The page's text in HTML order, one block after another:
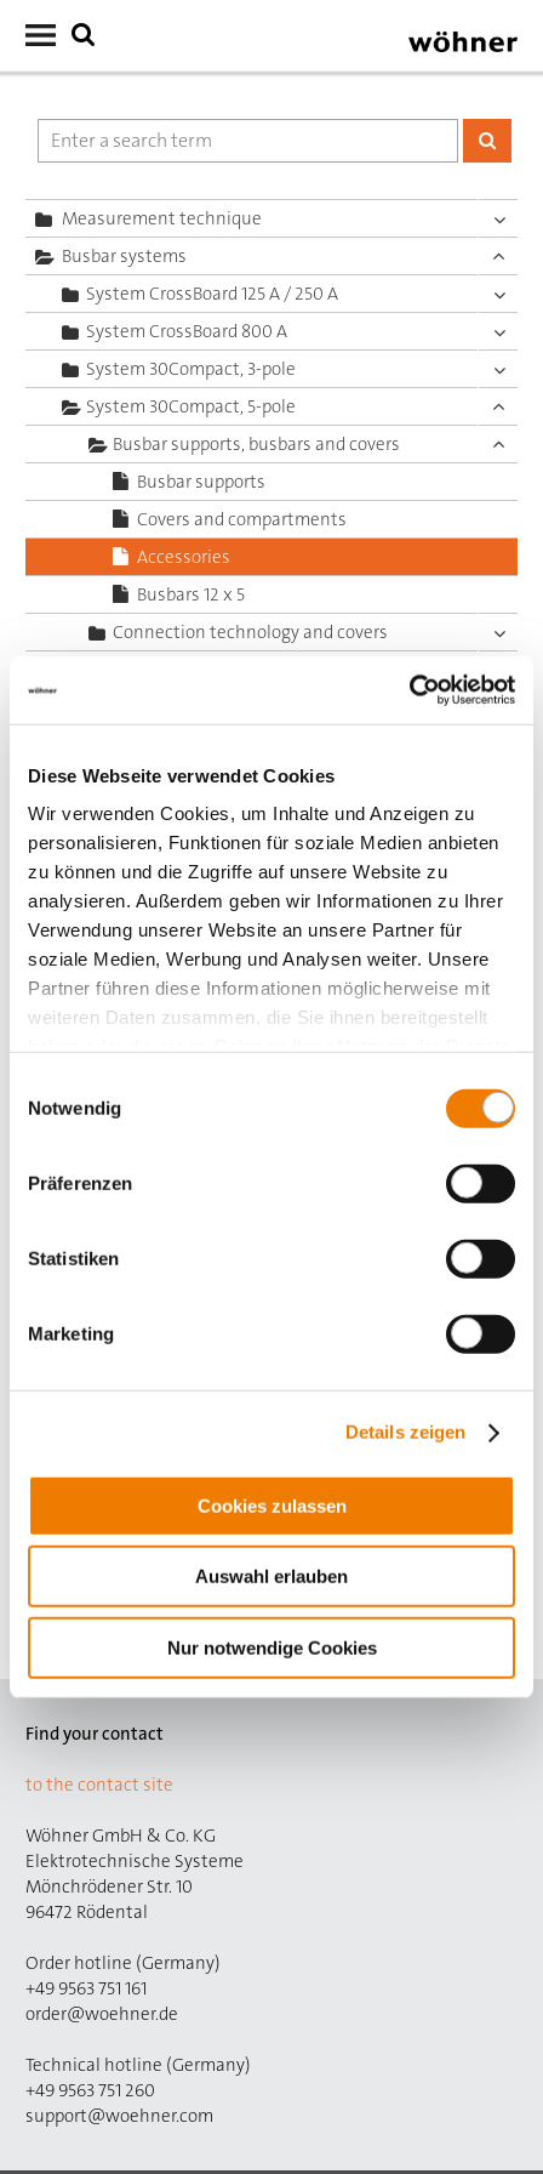
Diese Webseite verwendet Cookies
Wir verwenden Cookies, um Inhalte und Anzeigen zu
personalisieren, Funktionen für soziale Medien anbieten
zu können und die Zugriffe auf unsere Website zu
analysieren. Außerdem geben wir Informationen zu Ihrer
Verwendung unserer Website an unsere Partner für
soziale Medien, Werbung und Analysen weiter. Unsere
Partner führen diese Informationen möglicherweise mit
weiteren Daten zusammen, die Sie ihnen bereitgestellt
Notwendig
Präferenzen
Statistiken
Marketing
Details zeigen
Cookies zulassen
Auswahl erlauben
Nur notwendige Cookies
Measurement technique
Busbar systems
System CrossBoard 125 A / 250 A
System CrossBoard 800 A
System 30Compact, 3-pole
System 30Compact, 5-pole
Busbar supports, busbars and covers
Busbar supports
Covers and compartments
Accessories
Busbars 12 x 5
Connection technology and covers
System 60Classic, 5-pole
System 185Power
Centre feed unit
Panel, fuse holders
Panel, switching devices
Accessories
Value Added Services
intermediate busbar brace
2 mm
More
Find your contact
to the contact site
Wöhner GmbH & Co. KG
Elektrotechnische Systeme
Mönchrödener Str. 10
96472 Rödental
Order hotline (Germany)
+49 9563 751 161
order@woehner.de
Technical hotline (Germany)
+49 9563 751 260
support@woehner.com